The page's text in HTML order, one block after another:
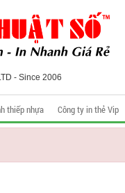
- Since 2006
thiếp nhựa Công ty in thẻ Vip